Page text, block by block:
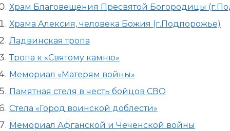
Храм Благовещения Пресвятой Богородицы
Храма Алексия, человека Божия (г.Подпорожье)
Ладвинская тропа
Тропа к «Святому камню»
Мемориал «Матерям войны»
Памятная стеля в честь бойцов СВО
Стела «Город воинской доблести»
Мемориал Афганской и Чеченской войны